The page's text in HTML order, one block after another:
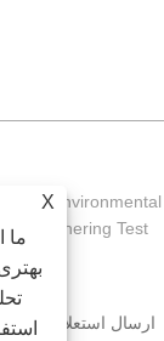
Weathering Test
ارسال استعلام
X
ما